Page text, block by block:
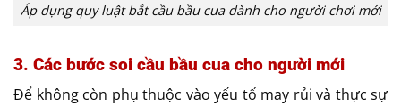
Áp dụng quy luật bắt cầu bầu cua dành cho người chơi mới
3. Các bước soi cầu bầu cua cho người mới
Để không còn phụ thuộc vào yếu tố may rủi và thực sự